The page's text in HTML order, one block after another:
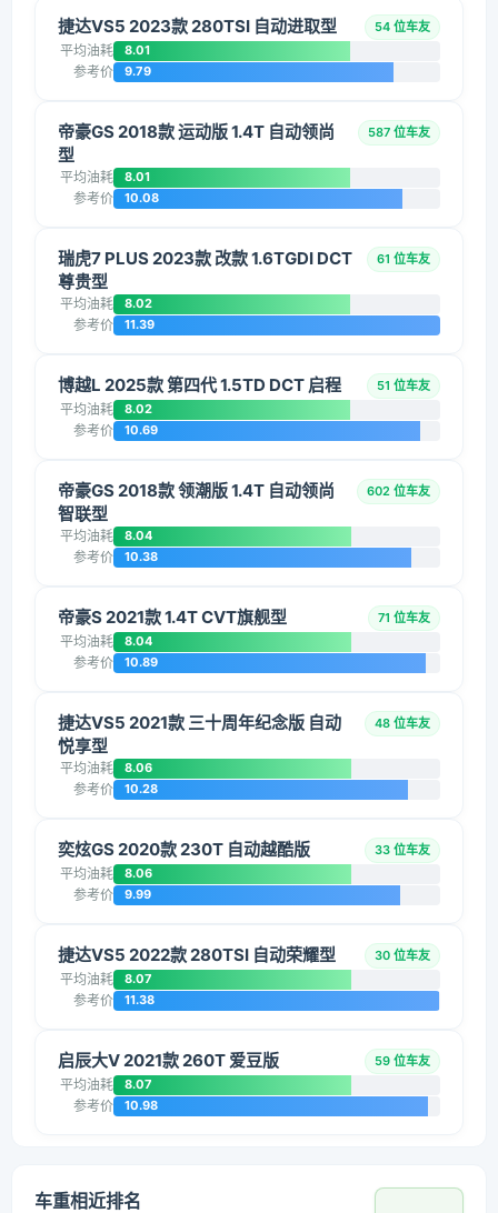
捷达VS5 2023款 280TSI 自动进取型 54 位车友
平均油耗 8.01
参考价 9.79
帝豪GS 2018款 运动版 1.4T 自动领尚
型
587 位车友
平均油耗 8.01
参考价 10.08
瑞虎7 PLUS 2023款 改款 1.6TGDI DCT
尊贵型
61 位车友
平均油耗 8.02
参考价 11.39
博越L 2025款 第四代 1.5TD DCT 启程 51 位车友
平均油耗 8.02
参考价 10.69
帝豪GS 2018款 领潮版 1.4T 自动领尚
智联型
602 位车友
平均油耗 8.04
参考价 10.38
帝豪S 2021款 1.4T CVT旗舰型 71 位车友
平均油耗 8.04
参考价 10.89
捷达VS5 2021款 三十周年纪念版 自动
悦享型
48 位车友
平均油耗 8.06
参考价 10.28
奕炫GS 2020款 230T 自动越酷版 33 位车友
平均油耗 8.06
参考价 9.99
捷达VS5 2022款 280TSI 自动荣耀型 30 位车友
平均油耗 8.07
参考价 11.38
启辰大V 2021款 260T 爱豆版 59 位车友
平均油耗 8.07
参考价 10.98
车重相近排名